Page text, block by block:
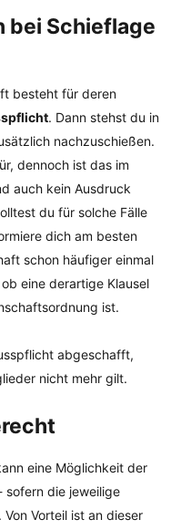
bei Schieflage
besteht für deren
. Dann stehst du in
nachzuschießen.
dennoch ist das im
auch kein Ausdruck
du für solche Fälle
dich am besten
schon häufiger einmal
eine derartige Klausel
ist.
abgeschafft,
nicht mehr gilt.
eine Möglichkeit der
sofern die jeweilige
Vorteil ist an dieser